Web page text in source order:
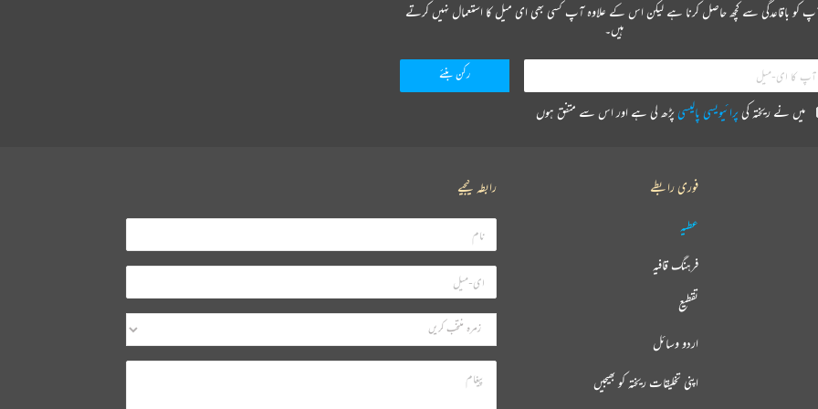
کو باقاعدگی سے کچھ حاصل کرنا ہے لیکن اس کے علاوہ آپ کسی بھی ای میل کا استعمال نہیں کرتے
ہیں۔
میں نے ریختہ کیپرائیویسی پالیسیپڑھ لی ہے اور اس سے متفق ہوں
فوری رابطے
عطیہ
فرہنگ قافیہ
تقطیع
اردو وسائل
اپنی تخلیقات ریختہ کو بھیجیں
رابطہ کیجیے